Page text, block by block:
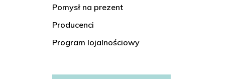
Pomysł na prezent
Producenci
Program lojalnościowy